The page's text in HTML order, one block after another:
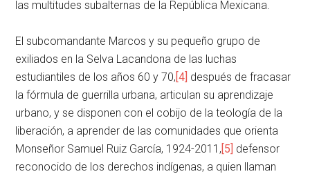
las multitudes subalternas de la República Mexicana.
El subcomandante Marcos y su pequeño grupo de
exiliados en la Selva Lacandona de las luchas
estudiantiles de los años 60 y 70,[4] después de fracasar
la fórmula de guerrilla urbana, articulan su aprendizaje
urbano, y se disponen con el cobijo de la teología de la
liberación, a aprender de las comunidades que orienta
Monseñor Samuel Ruiz García, 1924-2011,[5] defensor
reconocido de los derechos indígenas, a quien llaman